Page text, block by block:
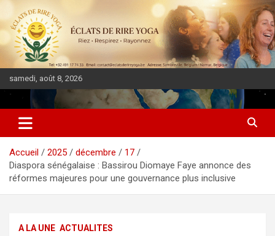
samedi, août 8, 2026
DIASPORA PULSE
Accueil 2025 décembre
17
Diaspora sénégalaise : Bassirou Diomaye Faye annonce des
réformes majeures pour une gouvernance plus inclusive
A LA UNE ACTUALITES